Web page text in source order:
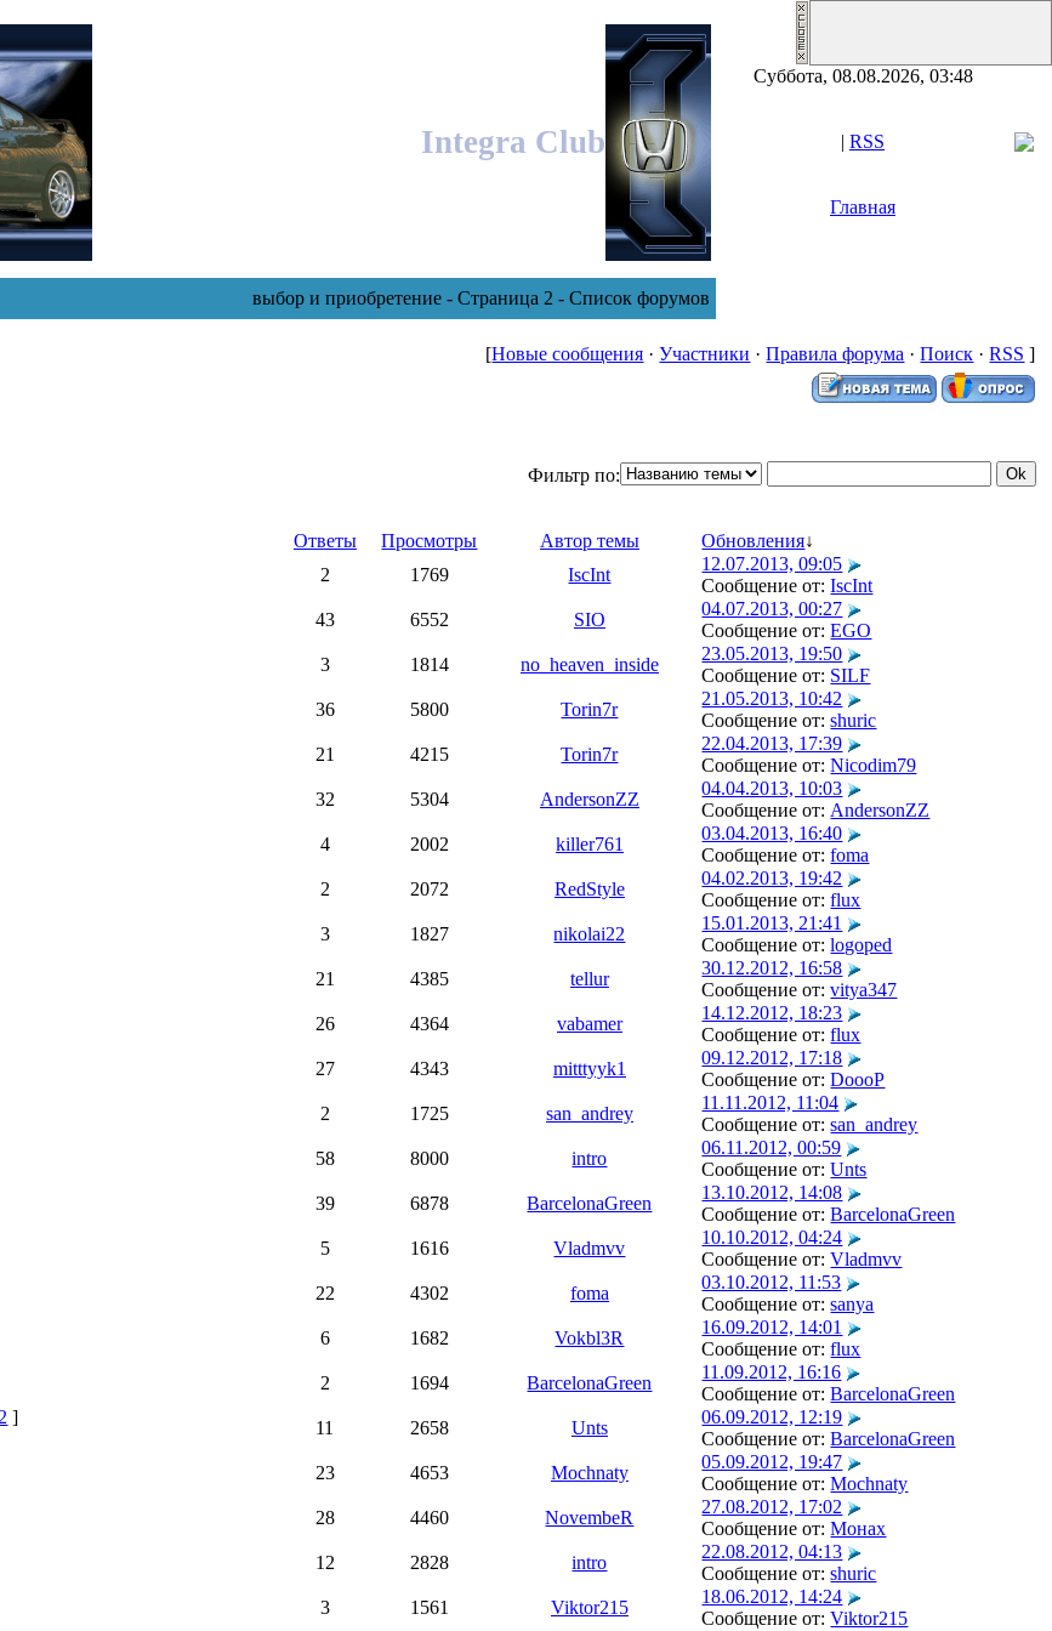
Integra Club
Суббота, 08.08.2026, 03:48
| RSS
Главная
выбор и приобретение - Страница 2 - Список форумов
[Новые сообщения ·Участники ·Правила форума ·Поиск ·RSS ]
Фильтр по:
Ответы Просмотры Автор темы Обновления↓
2 1769 IscInt
12.07.2013, 09:05
Сообщение от:IscInt
43 6552 SIO
04.07.2013, 00:27
Сообщение от:EGO
3 1814 no_heaven_inside
23.05.2013, 19:50
Сообщение от: SILF
36 5800 Torin7r
21.05.2013, 10:42
Сообщение от:shuric
21 4215 Torin7r
22.04.2013, 17:39
Сообщение от:Nicodim79
32 5304 AndersonZZ
04.04.2013, 10:03
Сообщение от: AndersonZZ
4 2002 killer761
03.04.2013, 16:40
Сообщение от:foma
2 2072 RedStyle
04.02.2013, 19:42
Сообщение от:flux
3 1827 nikolai22
15.01.2013, 21:41
Сообщение от:logoped
21 4385 tellur
30.12.2012, 16:58
Сообщение от:vitya347
26 4364 vabamer
14.12.2012, 18:23
Сообщение от:flux
27 4343 mitttyyk1
09.12.2012, 17:18
Сообщение от:DoooP
2 1725 san_andrey
11.11.2012, 11:04
Сообщение от:san_andrey
58 8000 intro
06.11.2012, 00:59
Сообщение от:Unts
39 6878 BarcelonaGreen
13.10.2012, 14:08
Сообщение от:BarcelonaGreen
5 1616 Vladmvv
10.10.2012, 04:24
Сообщение от:Vladmvv
22 4302 foma
03.10.2012, 11:53
Сообщение от:sanya
6 1682 Vokbl3R
16.09.2012, 14:01
Сообщение от:flux
2 1694 BarcelonaGreen
11.09.2012, 16:16
Сообщение от:BarcelonaGreen
2 ]
11 2658 Unts
06.09.2012, 12:19
Сообщение от:BarcelonaGreen
23 4653 Mochnaty
05.09.2012, 19:47
Сообщение от:Mochnaty
28 4460 NovembeR
27.08.2012, 17:02
Сообщение от:Монах
12 2828 intro
22.08.2012, 04:13
Сообщение от:shuric
3 1561 Viktor215
18.06.2012, 14:24
Сообщение от:Viktor215